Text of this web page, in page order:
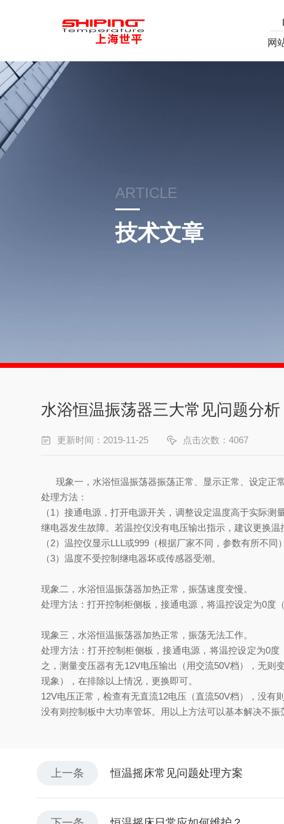
网
ARTICLE
技术文章
水浴恒温振荡器三大常见问题分析
更新时间：2019-11-25 点击次数：4067
现象一，水浴恒温振荡器振荡正常、显示正常、设定正常
处理方法：
（1）接通电源，打开电源开关，调整设定温度高于实际
继电器发生故障。若温控仪没有电压输出指示，建议更换温
（2）温控仪显示LLL或999（根据厂家不同，参数有所不
（3）温度不受控制继电器坏或传感器受潮。
现象二，水浴恒温振荡器加热正常，振荡速度变慢。
处理方法：打开控制柜侧板，接通电源，将温控设定为0度
现象三，水浴恒温振荡器加热正常，振荡无法工作。
处理方法：打开控制柜侧板，接通电源，将温控设定为0
之，测量变压器有无12V电压输出（用交流50V档），无
现象），在排除以上情况，更换即可。
12V电压正常，检查有无直流12电压（直流50V档），没有
没有则控制板中大功率管坏。用以上方法可以基本解决不振
上一条 恒温摇床常见问题处理方案